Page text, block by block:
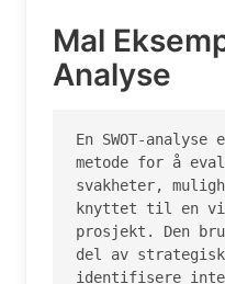
Mal
Analyse
En SWOT-
metode for å
svakheter,
knyttet til en
prosjekt. Den
del av
identifisere